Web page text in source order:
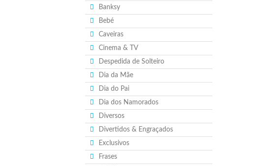
Banksy
Bebé
Caveiras
Cinema & TV
Despedida de Solteiro
Dia da Mãe
Dia do Pai
Dia dos Namorados
Diversos
Divertidos & Engraçados
Exclusivos
Frases